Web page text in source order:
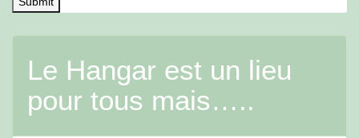
Le Hangar est un lieu
pour tous mais…..